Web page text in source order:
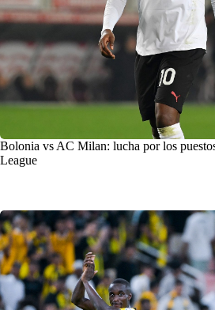
Bolonia vs AC Milan: lucha por los
League